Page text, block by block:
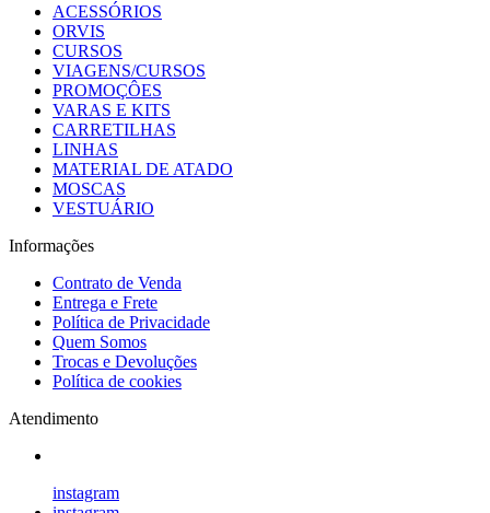
ACESSÓRIOS
ORVIS
CURSOS
VIAGENS/CURSOS
PROMOÇÔES
VARAS E KITS
CARRETILHAS
LINHAS
MATERIAL DE ATADO
MOSCAS
VESTUÁRIO
Informações
Contrato de Venda
Entrega e Frete
Política de Privacidade
Quem Somos
Trocas e Devoluções
Política de cookies
Atendimento
instagram